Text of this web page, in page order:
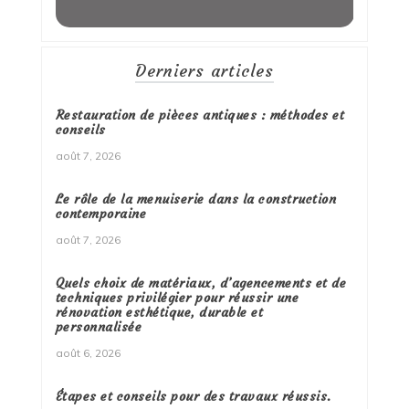
Derniers articles
Restauration de pièces antiques : méthodes et
conseils
août 7, 2026
Le rôle de la menuiserie dans la construction
contemporaine
août 7, 2026
Quels choix de matériaux, d’agencements et de
techniques privilégier pour réussir une
rénovation esthétique, durable et
personnalisée
août 6, 2026
Étapes et conseils pour des travaux réussis.